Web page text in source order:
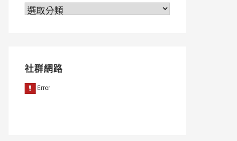
分
社群網路